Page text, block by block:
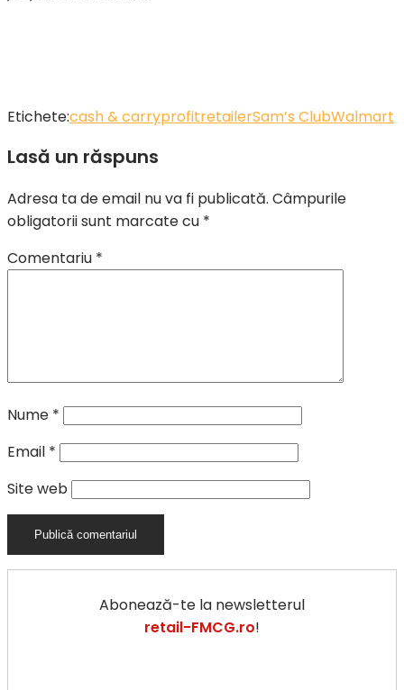
Etichete:cash & carryprofitretailerSam’s ClubWalmart
Lasă un răspuns
Adresa ta de email nu va fi publicată. Câmpurile
obligatorii sunt marcate cu *
Comentariu *
Nume *
Email *
Site web
Abonează-te la newsletterul
retail-FMCG.ro!